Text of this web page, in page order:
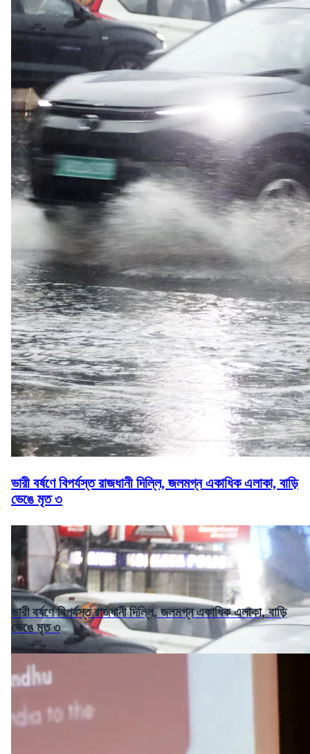
ভারী বর্ষণে বিপর্যস্ত রাজধানী দিল্লি, জলমগ্ন একাধিক এলাকা, বাড়ি
ভেঙে মৃত ৩
ভারী বর্ষণে বিপর্যস্ত রাজধানী দিল্লি, জলমগ্ন একাধিক এলাকা, বাড়ি
ভেঙে মৃত ৩